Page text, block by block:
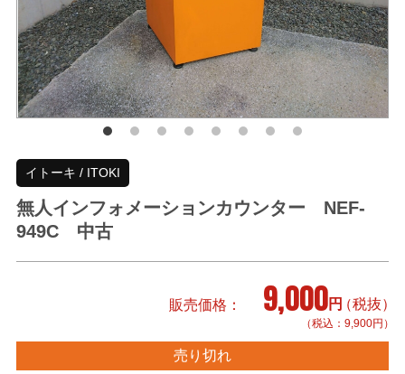
イトーキ / ITOKI
無人インフォメーションカウンター NEF-
949C 中古
販売価格 9,000円（税抜）
（税込：9,900円）
売り切れ